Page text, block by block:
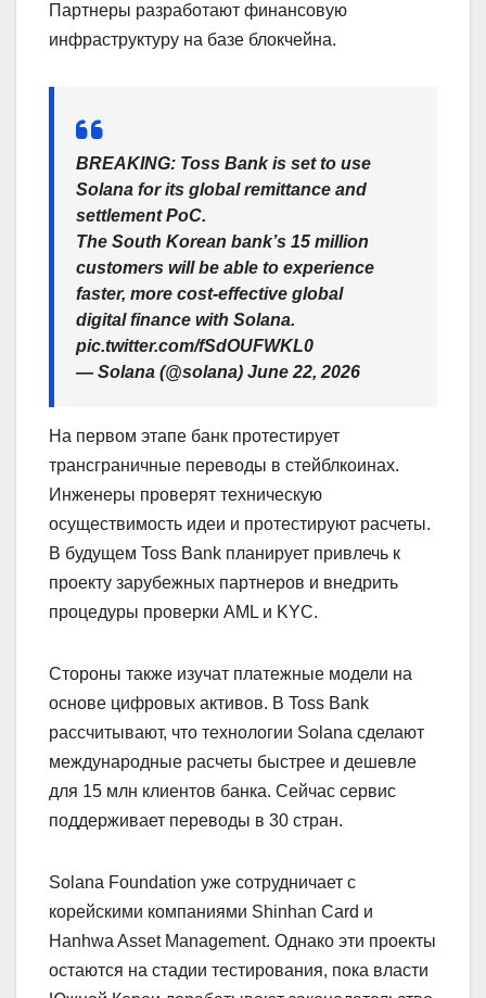
Партнеры разработают финансовую
инфраструктуру на базе блокчейна.
BREAKING: Toss Bank is set to use
Solana for its global remittance and
settlement PoC.
The South Korean bank’s 15 million
customers will be able to experience
faster, more cost-effective global
digital finance with Solana.
pic.twitter.com/fSdOUFWKL0
— Solana (@solana) June 22, 2026
На первом этапе банк протестирует
трансграничные переводы в стейблкоинах.
Инженеры проверят техническую
осуществимость идеи и протестируют расчеты.
В будущем Toss Bank планирует привлечь к
проекту зарубежных партнеров и внедрить
процедуры проверки AML и KYC.
Стороны также изучат платежные модели на
основе цифровых активов. В Toss Bank
рассчитывают, что технологии Solana сделают
международные расчеты быстрее и дешевле
для 15 млн клиентов банка. Сейчас сервис
поддерживает переводы в 30 стран.
Solana Foundation уже сотрудничает с
корейскими компаниями Shinhan Card и
Hanhwa Asset Management. Однако эти проекты
остаются на стадии тестирования, пока власти